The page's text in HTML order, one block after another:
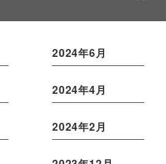
2024年6月
2024年4月
2024年2月